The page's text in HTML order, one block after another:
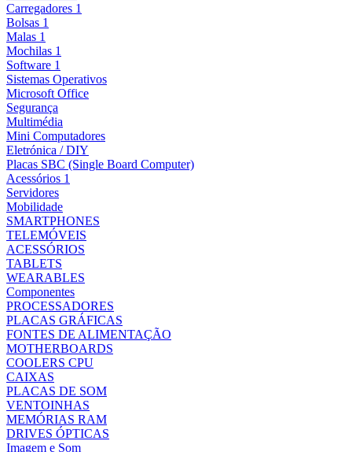
Carregadores 1
Bolsas 1
Malas 1
Mochilas 1
Software 1
Sistemas Operativos
Microsoft Office
Segurança
Multimédia
Mini Computadores
Eletrónica / DIY
Placas SBC (Single Board Computer)
Acessórios 1
Servidores
Mobilidade
SMARTPHONES
TELEMÓVEIS
ACESSÓRIOS
TABLETS
WEARABLES
Componentes
PROCESSADORES
PLACAS GRÁFICAS
FONTES DE ALIMENTAÇÃO
MOTHERBOARDS
COOLERS CPU
CAIXAS
PLACAS DE SOM
VENTOINHAS
MEMÓRIAS RAM
DRIVES ÓPTICAS
Imagem e Som